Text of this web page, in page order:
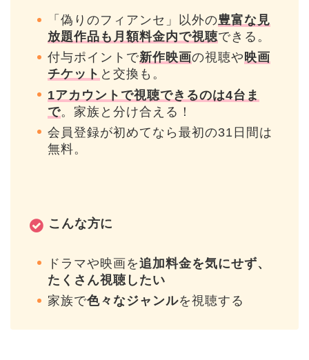
「偽りのフィアンセ」以外の豊富な見
放題作品も月額料金内で視聴できる。
付与ポイントで新作映画の視聴や映画
チケット と交換も。
1アカウントで視聴できるのは4台ま
で。家族と分け合える！
会員登録が初めてなら最初の31日間は
無料。
こんな方に
ドラマや映画を追加料金を気にせず、
たくさん視聴したい
家族で色々なジャンルを視聴する